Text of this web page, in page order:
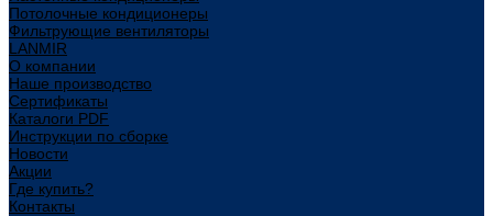
Потолочные кондиционеры
Фильтрующие вентиляторы
LANMIR
О компании
Наше производство
Сертификаты
Каталоги PDF
Инструкции по сборке
Новости
Акции
Где купить?
Контакты